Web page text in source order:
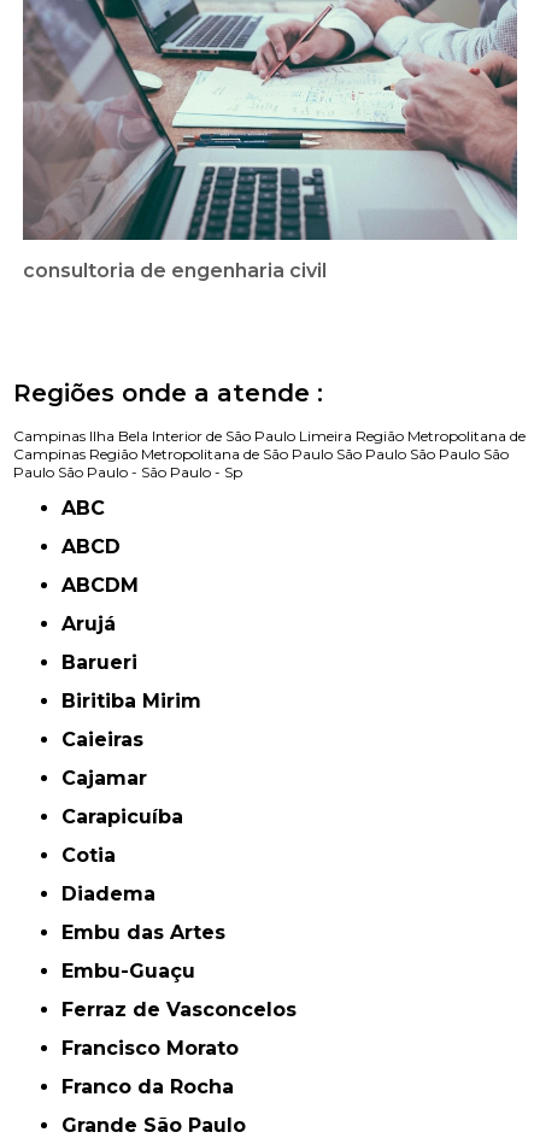
consultoria de engenharia civil
Regiões onde a atende :
Campinas Ilha Bela Interior de São Paulo Limeira Região Metropolitana de
Campinas Região Metropolitana de São Paulo São Paulo São Paulo São
Paulo São Paulo - São Paulo - Sp
ABC
ABCD
ABCDM
Arujá
Barueri
Biritiba Mirim
Caieiras
Cajamar
Carapicuíba
Cotia
Diadema
Embu das Artes
Embu-Guaçu
Ferraz de Vasconcelos
Francisco Morato
Franco da Rocha
Grande São Paulo